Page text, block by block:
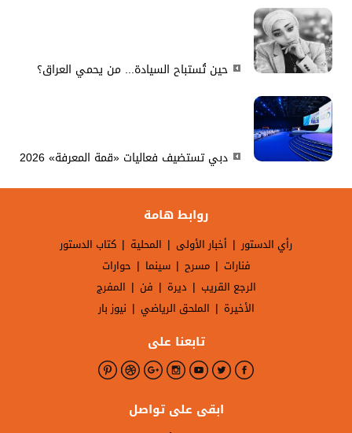
حين تُستباح السيادة... من يحمي العراق؟
دبي تستضيف فعاليات «قمة المعرفة» 2026
روابط هامة
رأي الدستور | أخبار الأولى | المحلية | كتاب الدستور
فنارات | مسرح | سينما | حوارات
الرجع القريب | ديرة | فن | المفرج
الأخيرة | الملحق الرياضي | نيوز بار
تابعنا على
ابقى على تواصل